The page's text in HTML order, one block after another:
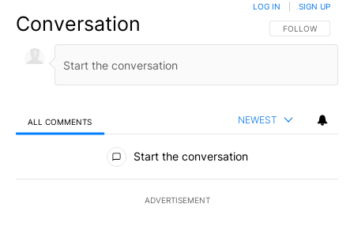
Conversation FOLLOW THIS
FOLLOW
LOG IN SIGN UP
ALL COMMENTS NEWEST
All Comments
Start the conversation
ADVERTISEMENT